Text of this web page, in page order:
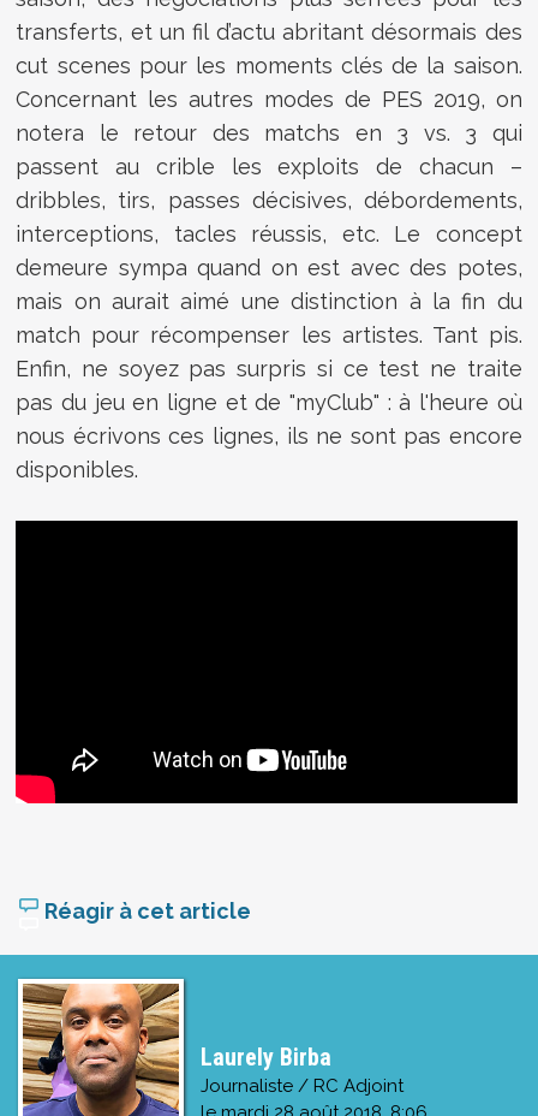
transferts, et un fil d’actu abritant désormais des
cut scenes pour les moments clés de la saison.
Concernant les autres modes de PES 2019, on
notera le retour des matchs en 3 vs. 3 qui
passent au crible les exploits de chacun –
dribbles, tirs, passes décisives, débordements,
interceptions, tacles réussis, etc. Le concept
demeure sympa quand on est avec des potes,
mais on aurait aimé une distinction à la fin du
match pour récompenser les artistes. Tant pis.
Enfin, ne soyez pas surpris si ce test ne traite
pas du jeu en ligne et de "myClub" : à l'heure où
nous écrivons ces lignes, ils ne sont pas encore
disponibles.
Réagir à cet article
Laurely Birba
Journaliste / RC Adjoint